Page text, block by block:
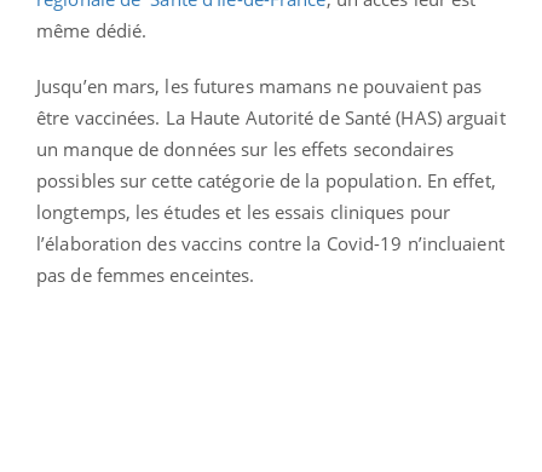
même dédié.
Jusqu’en mars, les futures mamans ne pouvaient pas
être vaccinées. La Haute Autorité de Santé (HAS) arguait
un manque de données sur les effets secondaires
possibles sur cette catégorie de la population. En effet,
longtemps, les études et les essais cliniques pour
l’élaboration des vaccins contre la Covid-19 n’incluaient
pas de femmes enceintes.